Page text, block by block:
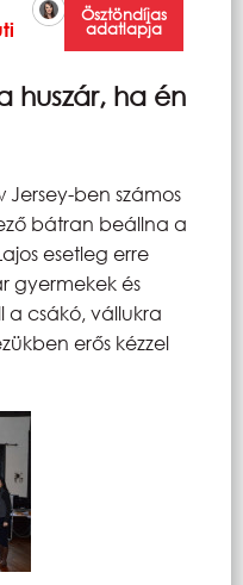
Ösztöndíjas
adatlapja
huszár, ha én
ben számos
bátran beállna a
esetleg erre
gyermekek és
csákó, vállukra
erős kézzel